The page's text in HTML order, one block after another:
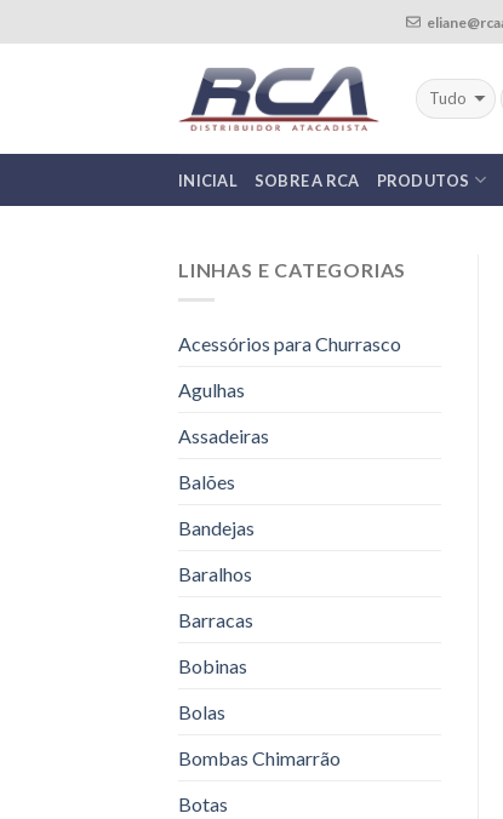
to
INICIAL SOBRE A RCA PRODUTOS
LINHAS E CATEGORIAS
Acessórios para Churrasco
Agulhas
Assadeiras
Balões
Bandejas
Baralhos
Barracas
Bobinas
Bolas
Bombas Chimarrão
Botas